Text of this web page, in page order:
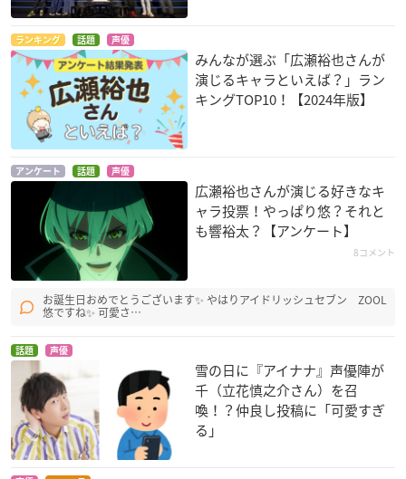
ランキング 話題 声優
みんなが選ぶ「広瀬裕也さんが
演じるキャラといえば？」ラン
キングTOP10！【2024年版】
アンケート 話題 声優
広瀬裕也さんが演じる好きなキ
ャラ投票！やっぱり悠？それと
も響裕太？【アンケート】
8コメント
お誕生日おめでとうございます✨ やはりアイドリッシュセブン ZOOL
悠ですね✨ 可愛さ…
話題 声優
雪の日に『アイナナ』声優陣が
千（立花慎之介さん）を召
喚！？仲良し投稿に「可愛すぎ
る」